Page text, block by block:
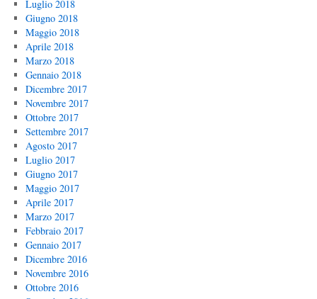
Luglio 2018
Giugno 2018
Maggio 2018
Aprile 2018
Marzo 2018
Gennaio 2018
Dicembre 2017
Novembre 2017
Ottobre 2017
Settembre 2017
Agosto 2017
Luglio 2017
Giugno 2017
Maggio 2017
Aprile 2017
Marzo 2017
Febbraio 2017
Gennaio 2017
Dicembre 2016
Novembre 2016
Ottobre 2016